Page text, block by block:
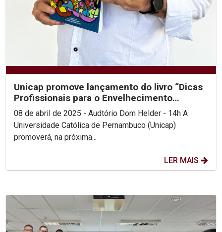
Unicap promove lançamento do livro “Dicas
Profissionais para o Envelhecimento
Saudável”
08 de abril de 2025 - Audtório Dom Helder - 14h A
Universidade Católica de Pernambuco (Unicap)
promoverá, na próxima...
LER MAIS